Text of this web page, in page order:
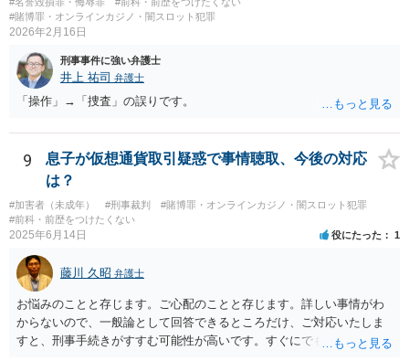
た、利益を得る目的もないため賭博場開帳図利罪も成立しないと考え
られます。 【質問2への回答】 刑事上の問題は生じにくいものの、民
は事業者が顧客を誘引するためのものではないため対象外と考えられ
ますが、自治会館の利用規約（目的外利用や金銭徴収の可否など）へ
の抵触が問題となることがあります。 【質問3への回答】 主催者とし
とを明確にしておくことが大切です。また、自治会館の管理者に対
し、参加費の集金を含む利用目的を事前に正確に伝えて了解を得てお
#賭博罪・オンラインカジノ・闇スロット犯罪
2026年2月16日
刑事事件に強い弁護士
井上 祐司 弁護士
「操作」→「捜査」の誤りです。
9
息子が仮想通貨取引疑惑で事情聴取、今後の対応
は？
#加害者（未成年） #刑事裁判
#賭博罪・オンラインカジノ・闇スロット犯罪
#前科・前歴をつけたくない
2025年6月14日 役にたった 1
藤川 久昭 弁護士
お悩みのことと存じます。ご心配のことと存じます。詳しい事情がわ
からないので、一般論として回答できるところだけ、ご対応いたしま
すと、刑事手続きがすすむ可能性が高いです。すぐにでも弁護士に直